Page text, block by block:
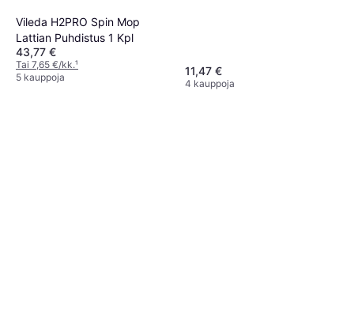
Vileda H2PRO Spin Mop
Lattian Puhdistus 1 Kpl
43,77 €
Tai 7,65 €/kk.¹
5 kauppoja
11,47 €
4 kauppoja